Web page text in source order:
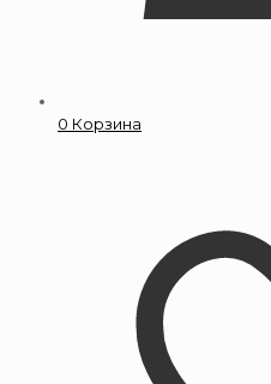
0 Корзина